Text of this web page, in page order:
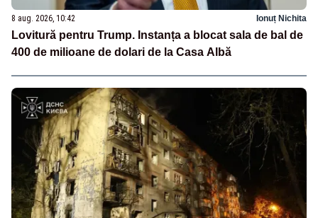
8 aug. 2026, 10:42 Ionuț Nichita
Lovitură pentru Trump. Instanța a blocat sala de bal de
400 de milioane de dolari de la Casa Albă